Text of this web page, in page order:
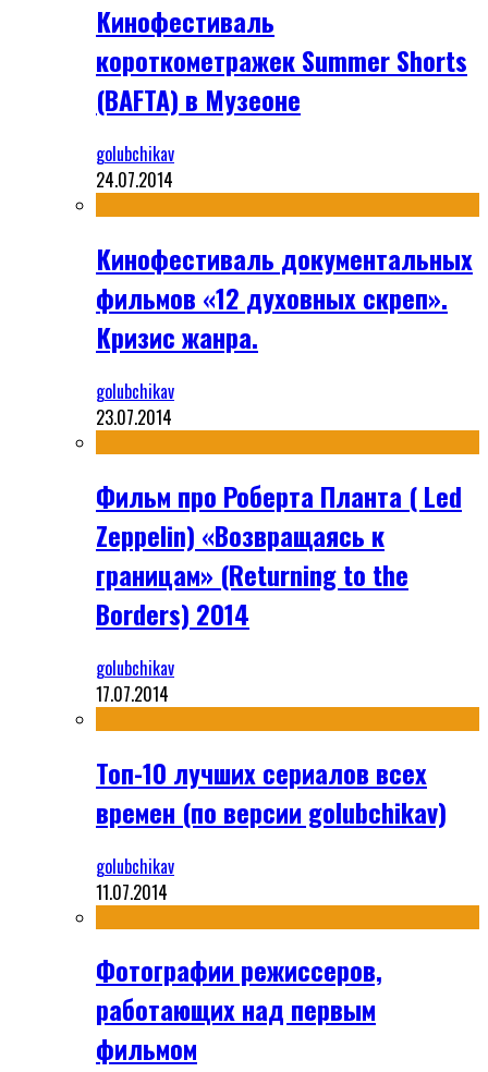
Кинофестиваль
короткометражек Summer Shorts
(BAFTA) в Музеоне
golubchikav
24.07.2014
Кинофестиваль документальных
фильмов «12 духовных скреп».
Кризис жанра.
golubchikav
23.07.2014
Фильм про Роберта Планта ( Led
Zeppelin) «Возвращаясь к
границам» (Returning to the
Borders) 2014
golubchikav
17.07.2014
Топ-10 лучших сериалов всех
времен (по версии golubchikav)
golubchikav
11.07.2014
Фотографии режиссеров,
работающих над первым
фильмом